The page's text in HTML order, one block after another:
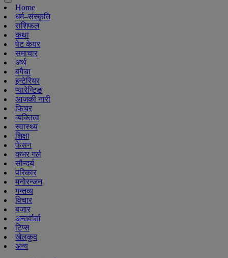
Home
धर्म–संस्कृति
राशिफल
कथा
पेट केयर
समाचार
अर्थ
बगैचा
इन्टेरियर
प्यारेन्टिङ
आजकी नारी
फिचर
व्यक्तित्व
स्वास्थ्य
शिक्षा
फेसन
कभर गर्ल
सौन्दर्य
परिकार
मनोरन्जन
गन्तव्य
विचार
बजार
अन्तर्वार्ता
टिप्स
खेलकुद
अन्य